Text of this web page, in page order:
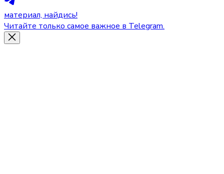
материал, найдись!
Читайте только самое важное в Telegram.